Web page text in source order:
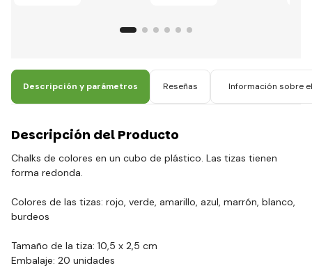
Descripción y parámetros Reseñas Información sobre
Descripción del Producto
Chalks de colores en un cubo de plástico. Las tizas tienen
forma redonda.
Colores de las tizas: rojo, verde, amarillo, azul, marrón, blanco,
burdeos
Tamaño de la tiza: 10,5 x 2,5 cm
Embalaje: 20 unidades